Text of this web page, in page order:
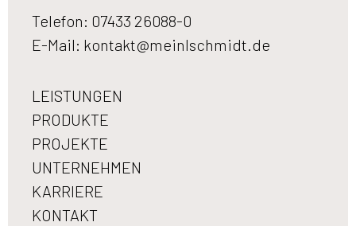
Telefon: 07433 26088-0
E-Mail: kontakt@meinlschmidt.de
LEISTUNGEN
PRODUKTE
PROJEKTE
UNTERNEHMEN
KARRIERE
KONTAKT